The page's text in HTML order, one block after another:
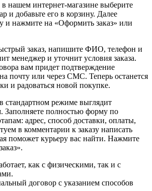
нашем интернет-магазине выберите
и добавьте его в корзину. Далее
и нажмите на «Оформить заказ» или
заказ, напишите ФИО, телефон и
менеджер и уточнит условия заказа.
вам придет подтверждение
почту или через СМС. Теперь останется
и радоваться новой покупке.
стандартном режиме выглядит
Заполняете полностью форму по
адрес, способ доставки, оплаты,
в комментарии к заказу написать
поможет курьеру вас найти. Нажмите
как с физическими, так и с
договор с указанием способов